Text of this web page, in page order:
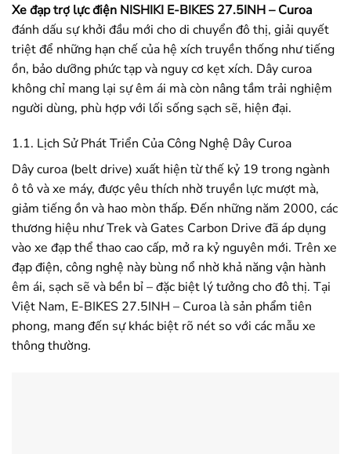
Xe đạp trợ lực điện NISHIKI E-BIKES 27.5INH – Curoa
đánh dấu sự khởi đầu mới cho di chuyển đô thị, giải quyết
triệt để những hạn chế của hệ xích truyền thống như tiếng
ồn, bảo dưỡng phức tạp và nguy cơ kẹt xích. Dây curoa
không chỉ mang lại sự êm ái mà còn nâng tầm trải nghiệm
người dùng, phù hợp với lối sống sạch sẽ, hiện đại.
1.1. Lịch Sử Phát Triển Của Công Nghệ Dây Curoa
Dây curoa (belt drive) xuất hiện từ thế kỷ 19 trong ngành
ô tô và xe máy, được yêu thích nhờ truyền lực mượt mà,
giảm tiếng ồn và hao mòn thấp. Đến những năm 2000, các
thương hiệu như Trek và Gates Carbon Drive đã áp dụng
vào xe đạp thể thao cao cấp, mở ra kỷ nguyên mới. Trên xe
đạp điện, công nghệ này bùng nổ nhờ khả năng vận hành
êm ái, sạch sẽ và bền bỉ – đặc biệt lý tưởng cho đô thị. Tại
Việt Nam, E-BIKES 27.5INH – Curoa là sản phẩm tiên
phong, mang đến sự khác biệt rõ nét so với các mẫu xe
thông thường.